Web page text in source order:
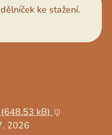
ke stažení.
(648.53 kB)
2026